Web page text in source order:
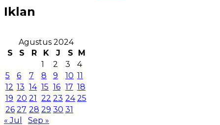
Iklan
Agustus 2024
S
S R K J S
M
1
2 3
4
5
6 7 8 9 10 11
12 13 14 15 16 17 18
19 20 21 22 23 24 25
26 27 28 29 30 31
« Jul
Sep »